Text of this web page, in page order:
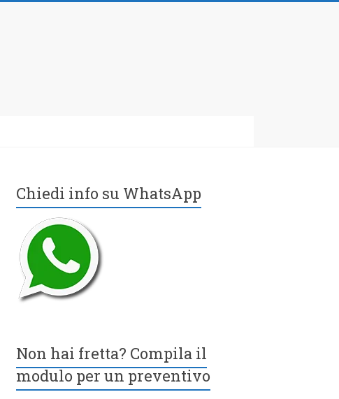
Chiedi info su WhatsApp
Non hai fretta? Compila il
modulo per un preventivo